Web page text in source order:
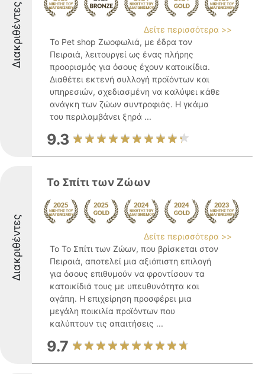
Διακριθέντες
Δείτε περισσότερα >>
Το Pet shop Ζωοφωλιά, με έδρα τον
Πειραιά, λειτουργεί ως ένας πλήρης
προορισμός για όσους έχουν κατοικίδια.
Διαθέτει εκτενή συλλογή προϊόντων και
υπηρεσιών, σχεδιασμένη να καλύψει κάθε
ανάγκη των ζώων συντροφιάς. Η γκάμα
του περιλαμβάνει ξηρά ...
9.3
Διακριθέντες
Το Σπίτι των Ζώων
Δείτε περισσότερα >>
Το Το Σπίτι των Ζώων, που βρίσκεται στον
Πειραιά, αποτελεί μια αξιόπιστη επιλογή
για όσους επιθυμούν να φροντίσουν τα
κατοικίδιά τους με υπευθυνότητα και
αγάπη. Η επιχείρηση προσφέρει μια
μεγάλη ποικιλία προϊόντων που
καλύπτουν τις απαιτήσεις ...
9.7